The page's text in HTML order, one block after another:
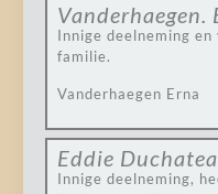
Vanderhaegen.
Innige deelneming
familie.
Vanderhaegen Erna
Eddie
Innige deelneming,